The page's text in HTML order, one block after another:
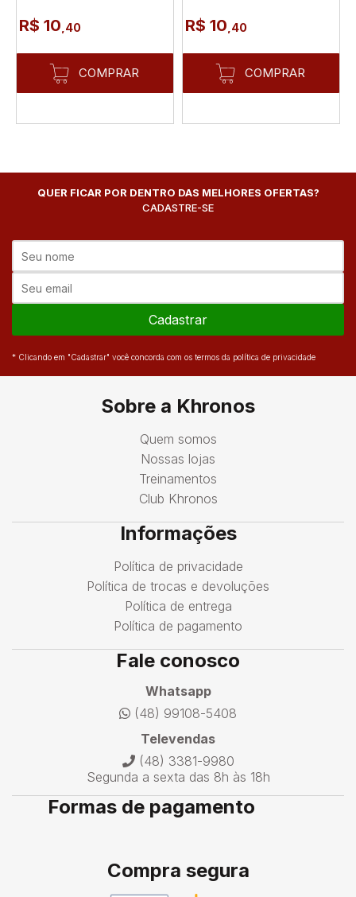
R$ 10 ,40
COMPRAR
R$ 10 ,40
COMPRAR
QUER FICAR POR DENTRO DAS MELHORES OFERTAS?
CADASTRE-SE
Cadastrar
* Clicando em "Cadastrar" você concorda com os termos da política de privacidade
Sobre a Khronos
Quem somos
Nossas lojas
Treinamentos
Club Khronos
Informações
Política de privacidade
Política de trocas e devoluções
Política de entrega
Política de pagamento
Fale conosco
Whatsapp
(48) 99108-5408
Televendas
(48) 3381-9980
Segunda a sexta das 8h às 18h
Formas de pagamento
Compra segura